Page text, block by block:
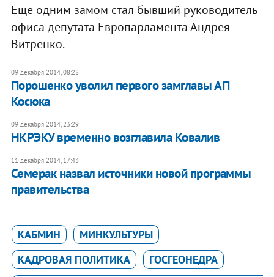
Еще одним замом стал бывший руководитель
офиса депутата Европарламента Андрея
Витренко.
09 декабря 2014, 08:28
Порошенко уволил первого замглавы АП
Косюка
09 декабря 2014, 23:29
НКРЭКУ временно возглавила Ковалив
11 декабря 2014, 17:43
Семерак назвал источники новой программы
правительства
КАБМИН
МИНКУЛЬТУРЫ
КАДРОВАЯ ПОЛИТИКА
ГОСГЕОНЕДРА